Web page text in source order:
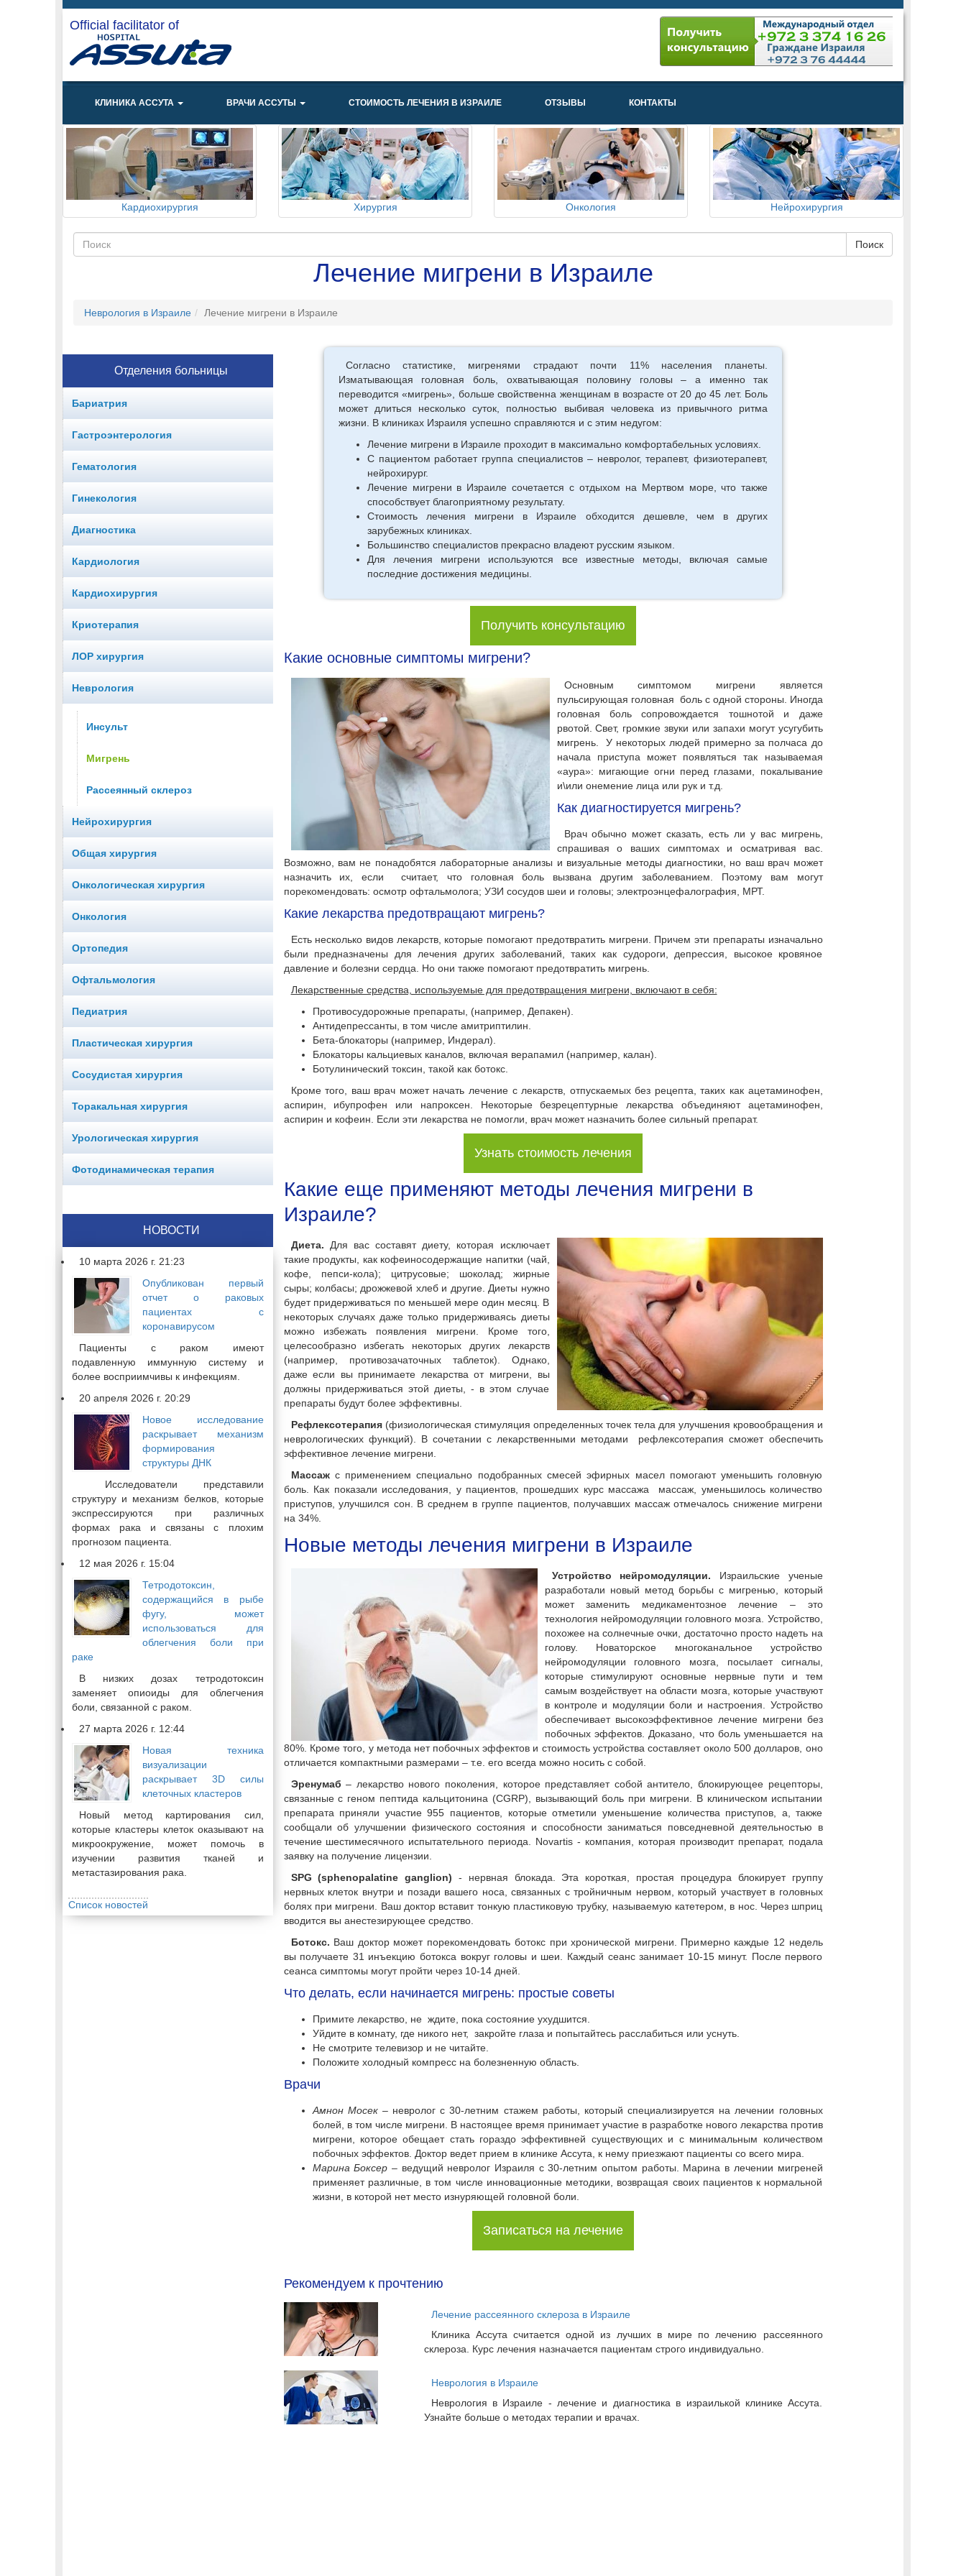
Official facilitator of
КЛИНИКА АССУТА ВРАЧИ АССУТЫ СТОИМОСТЬ ЛЕЧЕНИЯ В ИЗРАИЛЕ ОТЗЫВЫ КОНТАКТЫ
Кардиохирургия Хирургия Онкология Нейрохирургия
Лечение мигрени в Израиле
Неврология в Израиле Лечение мигрени в Израиле
Отделения больницы
Бариатрия
Гастроэнтерология
Гематология
Гинекология
Диагностика
Кардиология
Кардиохирургия
Криотерапия
ЛОР хирургия
Неврология
Инсульт
Мигрень
Рассеянный склероз
Нейрохирургия
Общая хирургия
Онкологическая хирургия
Онкология
Ортопедия
Офтальмология
Педиатрия
Пластическая хирургия
Сосудистая хирургия
Торакальная хирургия
Урологическая хирургия
Фотодинамическая терапия
НОВОСТИ
10 марта 2026 г. 21:23
Опубликован первый
отчет о раковых
пациентах с
коронавирусом
Пациенты с раком имеют
подавленную иммунную систему и
более восприимчивы к инфекциям.
20 апреля 2026 г. 20:29
Новое исследование
раскрывает механизм
формирования
структуры ДНК
Исследователи представили
структуру и механизм белков, которые
экспрессируются при различных
формах рака и связаны с плохим
прогнозом пациента.
12 мая 2026 г. 15:04
Тетродотоксин,
содержащийся в рыбе
фугу, может
использоваться для
облегчения боли при
раке
В низких дозах тетродотоксин
заменяет опиоиды для облегчения
боли, связанной с раком.
27 марта 2026 г. 12:44
Новая техника
визуализации
раскрывает 3D силы
клеточных кластеров
Новый метод картирования сил,
которые кластеры клеток оказывают на
микроокружение, может помочь в
изучении развития тканей и
метастазирования рака.
Список новостей
Согласно статистике, мигренями страдают почти 11% населения планеты.
Изматывающая головная боль, охватывающая половину головы – а именно так
переводится «мигрень», больше свойственна женщинам в возрасте от 20 до 45 лет. Боль
может длиться несколько суток, полностью выбивая человека из привычного ритма
жизни. В клиниках Израиля успешно справляются и с этим недугом:
Лечение мигрени в Израиле проходит в максимально комфортабельных условиях.
С пациентом работает группа специалистов – невролог, терапевт, физиотерапевт,
нейрохирург.
Лечение мигрени в Израиле сочетается с отдыхом на Мертвом море, что также
способствует благоприятному результату.
Стоимость лечения мигрени в Израиле обходится дешевле, чем в других
зарубежных клиниках.
Большинство специалистов прекрасно владеют русским языком.
Для лечения мигрени используются все известные методы, включая самые
последние достижения медицины.
Получить консультацию
Какие основные симптомы мигрени?
Основным симптомом мигрени является
пульсирующая головная боль с одной стороны. Иногда
головная боль сопровождается тошнотой и даже
рвотой. Свет, громкие звуки или запахи могут усугубить
мигрень. У некоторых людей примерно за полчаса до
начала приступа может появляться так называемая
«аура»: мигающие огни перед глазами, покалывание
и\или онемение лица или рук и т.д.
Как диагностируется мигрень?
Врач обычно может сказать, есть ли у вас мигрень,
спрашивая о ваших симптомах и осматривая вас.
Возможно, вам не понадобятся лабораторные анализы и визуальные методы диагностики, но ваш врач может
назначить их, если считает, что головная боль вызвана другим заболеванием. Поэтому вам могут
порекомендовать: осмотр офтальмолога; УЗИ сосудов шеи и головы; электроэнцефалография, МРТ.
Какие лекарства предотвращают мигрень?
Есть несколько видов лекарств, которые помогают предотвратить мигрени. Причем эти препараты изначально
были предназначены для лечения других заболеваний, таких как судороги, депрессия, высокое кровяное
давление и болезни сердца. Но они также помогают предотвратить мигрень.
Лекарственные средства, используемые для предотвращения мигрени, включают в себя:
Противосудорожные препараты, (например, Депакен).
Антидепрессанты, в том числе амитриптилин.
Бета-блокаторы (например, Индерал).
Блокаторы кальциевых каналов, включая верапамил (например, калан).
Ботулинический токсин, такой как ботокс.
Кроме того, ваш врач может начать лечение с лекарств, отпускаемых без рецепта, таких как ацетаминофен,
аспирин, ибупрофен или напроксен. Некоторые безрецептурные лекарства объединяют ацетаминофен,
аспирин и кофеин. Если эти лекарства не помогли, врач может назначить более сильный препарат.
Узнать стоимость лечения
Какие еще применяют методы лечения мигрени в
Израиле?
Диета. Для вас составят диету, которая исключает
такие продукты, как кофеиносодержащие напитки (чай,
кофе, пепси-кола); цитрусовые; шоколад; жирные
сыры; колбасы; дрожжевой хлеб и другие. Диеты нужно
будет придерживаться по меньшей мере один месяц. В
некоторых случаях даже только придерживаясь диеты
можно избежать появления мигрени. Кроме того,
целесообразно избегать некоторых других лекарств
(например, противозачаточных таблеток). Однако,
даже если вы принимаете лекарства от мигрени, вы
должны придерживаться этой диеты, - в этом случае
препараты будут более эффективны.
Рефлексотерапия(физиологическая стимуляция определенных точек тела для улучшения кровообращения и
неврологических функций). В сочетании с лекарственными методами рефлексотерапия сможет обеспечить
эффективное лечение мигрени.
Массажс применением специально подобранных смесей эфирных масел помогают уменьшить головную
боль. Как показали исследования, у пациентов, прошедших курс массажа массаж, уменьшилось количество
приступов, улучшился сон. В среднем в группе пациентов, получавших массаж отмечалось снижение мигрени
на 34%.
Новые методы лечения мигрени в Израиле
Устройство нейромодуляции. Израильские ученые
разработали новый метод борьбы с мигренью, который
может заменить медикаментозное лечение – это
технология нейромодуляции головного мозга. Устройство,
похожее на солнечные очки, достаточно просто надеть на
голову. Новаторское многоканальное устройство
нейромодуляции головного мозга, посылает сигналы,
которые стимулируют основные нервные пути и тем
самым воздействует на области мозга, которые участвуют
в контроле и модуляции боли и настроения. Устройство
обеспечивает высокоэффективное лечение мигрени без
побочных эффектов. Доказано, что боль уменьшается на
80%. Кроме того, у метода нет побочных эффектов и стоимость устройства составляет около 500 долларов, оно
отличается компактными размерами – т.е. его всегда можно носить с собой.
Эренумаб – лекарство нового поколения, которое представляет собой антитело, блокирующее рецепторы,
связанные с геном пептида кальцитонина (CGRP), вызывающий боль при мигрени. В клиническом испытании
препарата приняли участие 955 пациентов, которые отметили уменьшение количества приступов, а, также
сообщали об улучшении физического состояния и способности заниматься повседневной деятельностью в
течение шестимесячного испытательного периода. Novartis - компания, которая производит препарат, подала
заявку на получение лицензии.
SPG (sphenopalatine ganglion) - нервная блокада. Эта короткая, простая процедура блокирует группу
нервных клеток внутри и позади вашего носа, связанных с тройничным нервом, который участвует в головных
болях при мигрени. Ваш доктор вставит тонкую пластиковую трубку, называемую катетером, в нос. Через шприц
вводится вы анестезирующее средство.
Ботокс. Ваш доктор может порекомендовать ботокс при хронической мигрени. Примерно каждые 12 недель
вы получаете 31 инъекцию ботокса вокруг головы и шеи. Каждый сеанс занимает 10-15 минут. После первого
сеанса симптомы могут пройти через 10-14 дней.
Что делать, если начинается мигрень: простые советы
Примите лекарство, не ждите, пока состояние ухудшится.
Уйдите в комнату, где никого нет, закройте глаза и попытайтесь расслабиться или уснуть.
Не смотрите телевизор и не читайте.
Положите холодный компресс на болезненную область.
Врачи
Амнон Мосек– невролог с 30-летним стажем работы, который специализируется на лечении головных
болей, в том числе мигрени. В настоящее время принимает участие в разработке нового лекарства против
мигрени, которое обещает стать гораздо эффективней существующих и с минимальным количеством
побочных эффектов. Доктор ведет прием в клинике Ассута, к нему приезжают пациенты со всего мира.
Марина Боксер – ведущий невролог Израиля с 30-летним опытом работы. Марина в лечении мигреней
применяет различные, в том числе инновационные методики, возвращая своих пациентов к нормальной
жизни, в которой нет место изнуряющей головной боли.
Записаться на лечение
Рекомендуем к прочтению
Лечение рассеянного склероза в Израиле
Клиника Ассута считается одной из лучших в мире по лечению рассеянного
склероза. Курс лечения назначается пациентам строго индивидуально.
Неврология в Израиле
Неврология в Израиле - лечение и диагностика в израилькой клинике Ассута.
Узнайте больше о методах терапии и врачах.